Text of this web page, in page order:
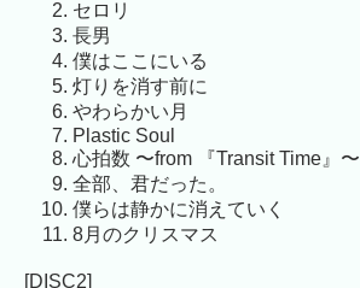
セロリ
長男
僕はここにいる
灯りを消す前に
やわらかい月
Plastic Soul
心拍数 〜from 『Transit Time』〜
全部、君だった。
僕らは静かに消えていく
8月のクリスマス
[DISC2]